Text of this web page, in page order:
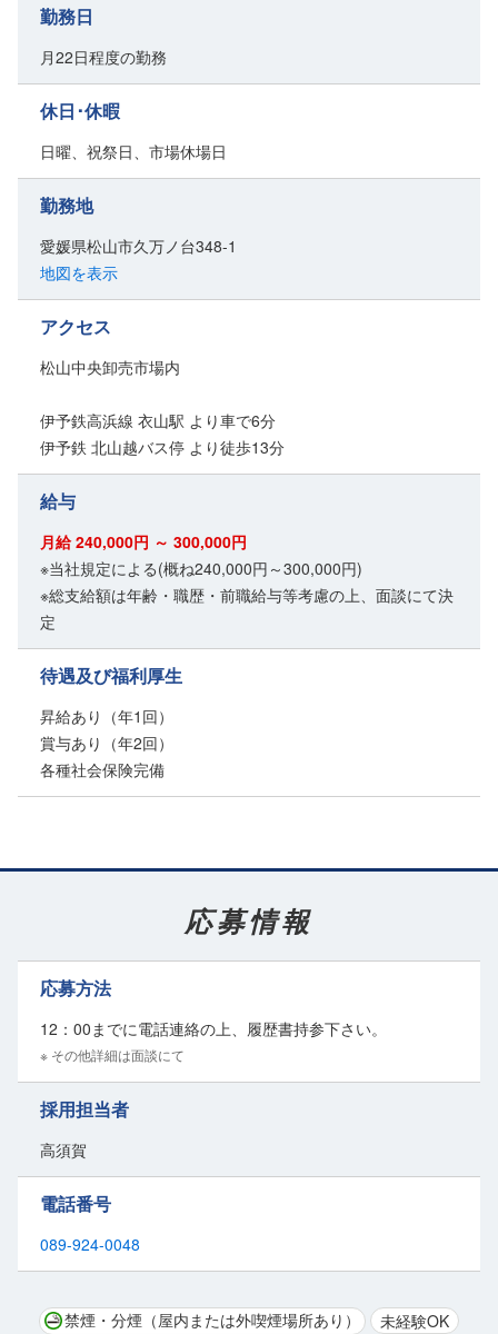
勤務日
月22日程度の勤務
休日･休暇
日曜、祝祭日、市場休場日
勤務地
愛媛県松山市久万ノ台348-1
地図を表示
アクセス
松山中央卸売市場内
伊予鉄高浜線 衣山駅 より車で6分
伊予鉄 北山越バス停 より徒歩13分
給与
月給 240,000円 ～ 300,000円
※当社規定による(概ね240,000円～300,000円)
※総支給額は年齢・職歴・前職給与等考慮の上、面談にて決
定
待遇及び福利厚生
昇給あり（年1回）
賞与あり（年2回）
各種社会保険完備
応募情報
応募方法
12：00までに電話連絡の上、履歴書持参下さい。
※ その他詳細は面談にて
採用担当者
高須賀
電話番号
089-924-0048
禁煙・分煙（屋内または外喫煙場所あり）
未経験OK